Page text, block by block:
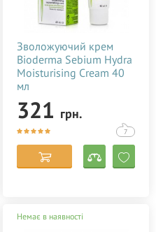
Зволожуючий крем
Bioderma Sebium Hydra
Moisturising Cream 40
мл
321 грн.
7
Немає в наявності